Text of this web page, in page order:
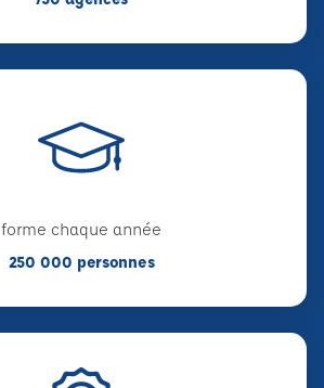
forme chaque année
250 000 personnes